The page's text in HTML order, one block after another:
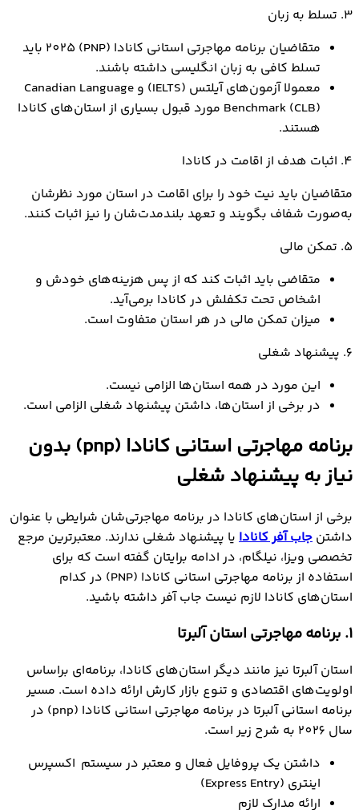
3. تسلط به زبان
متقاضیان برنامه مهاجرتی استانی کانادا (PNP) 2025 باید
تسلط کافی به زبان انگلیسی داشته باشند.
معمولا آزمون‌های آیلتس (IELTS) و Canadian Language
Benchmark (CLB) مورد قبول بسیاری از استان‌های کانادا
هستند.
4. اثبات هدف از اقامت در کانادا
متقاضیان باید نیت خود را برای اقامت در استان مورد نظرشان
به‌صورت شفاف بگویند و تعهد بلندمدت‌شان را نیز اثبات کنند.
5. تمکن مالی
متقاضی باید اثبات کند که از پس هزینه‌های خودش و
اشخاص تحت تکفلش در کانادا برمی‌آید.
میزان تمکن مالی در هر استان متفاوت است.
6. پیشنهاد شغلی
این مورد در همه استان‌ها الزامی نیست.
در برخی از استان‌ها، داشتن پیشنهاد شغلی الزامی است.
برنامه مهاجرتی استانی کانادا (pnp) بدون
نیاز به پیشنهاد شغلی
برخی از استان‌های کانادا در برنامه مهاجرتی‌شان شرایطی با عنوان
داشتن جاب آفر کانادا یا پیشنهاد شغلی ندارند. معتبرترین مرجع
تخصصی ویزا، نیلگام، در ادامه برایتان گفته است که برای
استفاده از برنامه مهاجرتي استاني کانادا (PNP) در کدام
استان‌های کانادا لازم نیست جاب آفر داشته باشید.
1. برنامه مهاجرتی استان آلبرتا
استان آلبرتا نیز مانند دیگر استان‌های کانادا، برنامه‌ای براساس
اولویت‌های اقتصادی و تنوع بازار کارش ارائه داده است. مسیر
برنامه استانی آلبرتا در برنامه مهاجرتی استانی کانادا (pnp) در
سال 2026 به شرح زیر است.
داشتن یک پروفایل فعال و معتبر در سیستم اکسپرس
اینتری (Express Entry)
ارائه مدارک لازم